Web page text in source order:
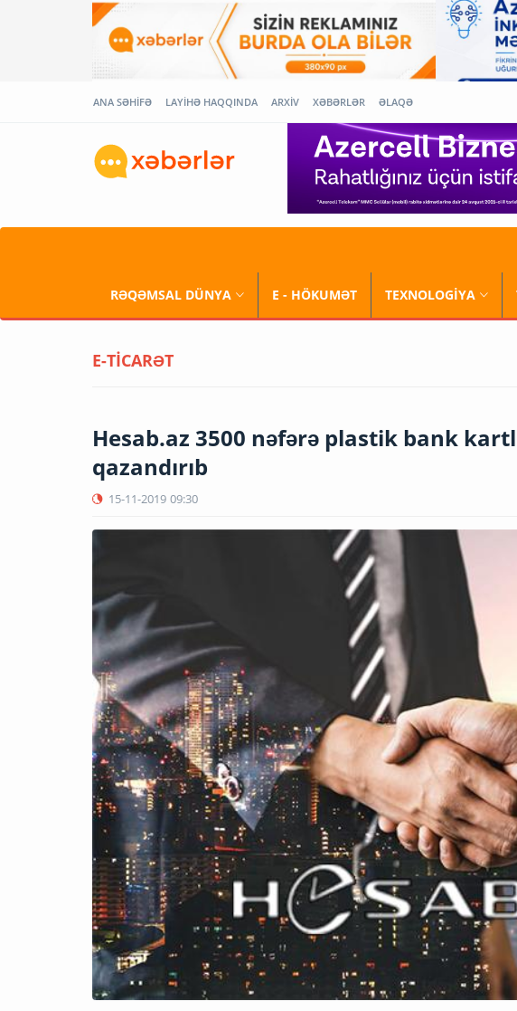
ANA SƏHİFƏ LAYİHƏ HAQQINDA ARXİV XƏBƏRLƏR ƏLAQƏ
RƏQƏMSAL DÜNYA E - HÖKUMƏT TEXNOLOGİYA
E-TİCARƏT
Hesab.az 3500 nəfərə plastik bank
qazandırıb
15-11-2019 09:30